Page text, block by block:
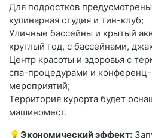
Для подростков
кулинарная студия и тин-клуб;
Уличные бассейны и крытый
круглый год, с бассейнами,
Центр красоты и здоровья с
спа-процедурами и
мероприятий;
Территория курорта будет
машиномест.
💡 Экономический эффект: